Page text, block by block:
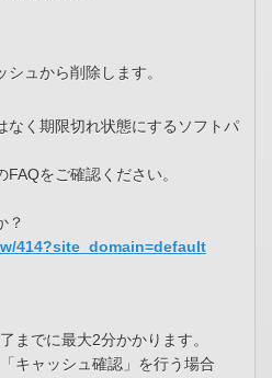
ュから削除します。
なく期限切れ状態にするソフトパ
をご確認ください。
？
414?site_domain=default
までに最大2分かかります。
キャッシュ確認」を行う場合